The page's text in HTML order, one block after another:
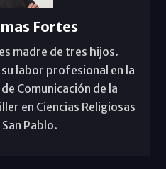
Fortes
madre de tres hijos.
labor profesional en la
Comunicación de la
en Ciencias Religiosas
Pablo.